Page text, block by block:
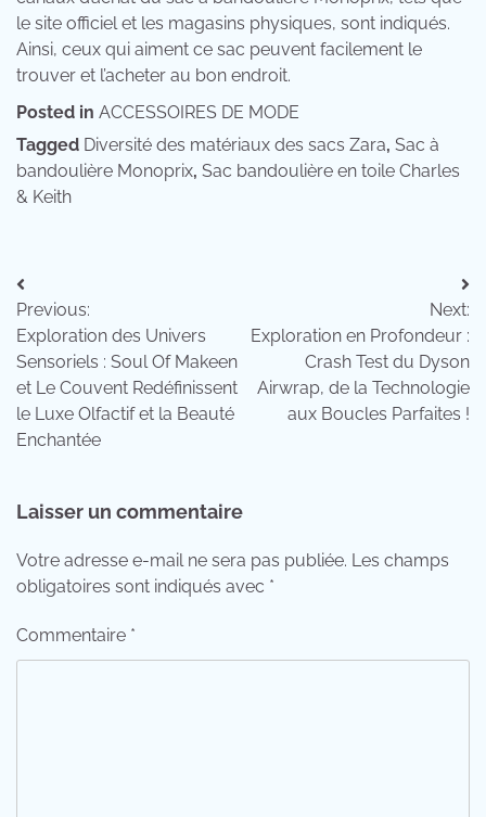
le site officiel et les magasins physiques, sont indiqués.
Ainsi, ceux qui aiment ce sac peuvent facilement le
trouver et l’acheter au bon endroit.
Posted in ACCESSOIRES DE MODE
Tagged Diversité des matériaux des sacs Zara, Sac à
bandoulière Monoprix, Sac bandoulière en toile Charles
& Keith
Navigation
de
l’article
Previous:
Exploration des Univers
Sensoriels : Soul Of Makeen
et Le Couvent Redéfinissent
le Luxe Olfactif et la Beauté
Enchantée
Next:
Exploration en Profondeur :
Crash Test du Dyson
Airwrap, de la Technologie
aux Boucles Parfaites !
Laisser un commentaire
Votre adresse e-mail ne sera pas publiée. Les champs
obligatoires sont indiqués avec *
Commentaire *